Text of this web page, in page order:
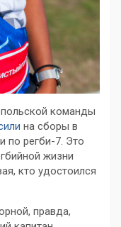
команды
на сборы в
по регби-7. Это
жизни
кто удостоился
правда,